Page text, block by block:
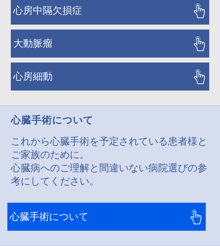
心房中隔欠損症
大動脈瘤
心房細動
心臓手術について
これから心臓手術を予定されている患者様と
ご家族のために。
心臓病へのご理解と間違いない病院選びの参
考にしてください。
心臓手術について